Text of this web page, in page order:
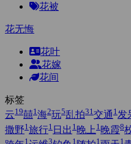
花被
花无悔
花叶
花嫁
花间
标签
云19囍1 海2玩5乱拍31 交通 1 发
撒野1 旅行1 日出 1 晚上 1 晚霞8
1 3 1 1 1